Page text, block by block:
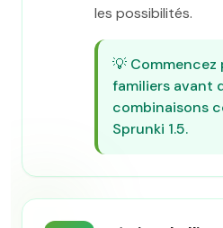
les possibilités.
💡 Commencez
familiers avant
combinaisons
Sprunki 1.5.